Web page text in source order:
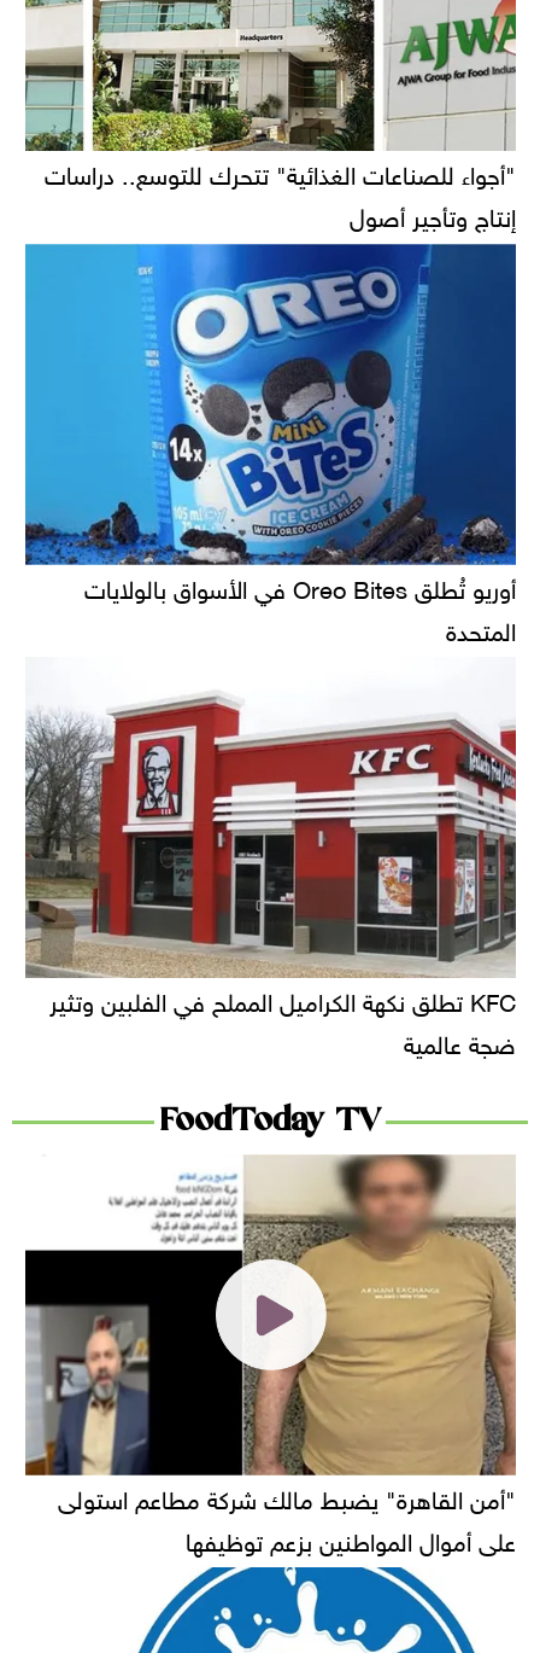
"أجواء للصناعات الغذائية" تتحرك للتوسع.. دراسات
إنتاج وتأجير أصول
أوريو تُطلق Oreo Bites في الأسواق بالولايات
المتحدة
KFC تطلق نكهة الكراميل المملح في الفلبين وتثير
ضجة عالمية
FoodToday TV
"أمن القاهرة" يضبط مالك شركة مطاعم استولى
على أموال المواطنين بزعم توظيفها